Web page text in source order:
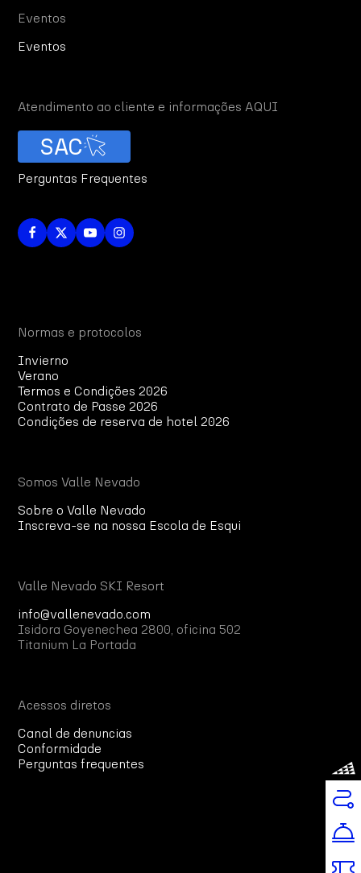
Eventos
Eventos
Atendimento ao cliente e informações AQUI
SAC
Perguntas Frequentes
Normas e protocolos
Invierno
Verano
Termos e Condições 2026
Contrato de Passe 2026
Condições de reserva de hotel 2026
Somos Valle Nevado
Sobre o Valle Nevado
Inscreva-se na nossa Escola de Esqui
Valle Nevado SKI Resort
info@vallenevado.com
Isidora Goyenechea 2800, oficina 502
Titanium La Portada
Acessos diretos
Canal de denuncias
Conformidade
Perguntas frequentes